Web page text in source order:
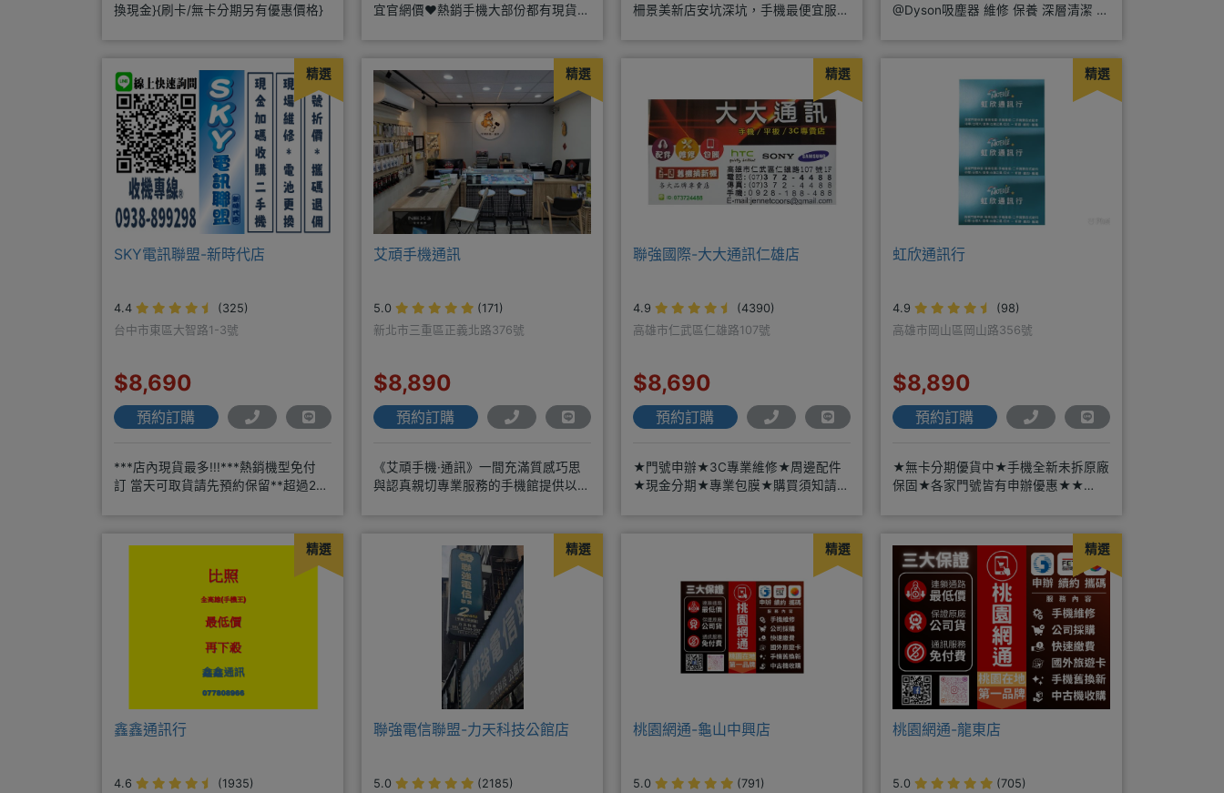
換現金}{刷卡/無卡分期另有優惠價格}
宜官網價❤️熱銷手機大部份都有現貨
柵景美新店安坑深坑，手機最便宜服務
@Dyson吸塵器 維修 保養 深層清潔 周
精選
SKY電訊聯盟-新時代店
4.4
(325)
台中市東區大智路1-3號
$8,690
預約訂購
***店內現貨最多!!!***熱銷機型免付
訂 當天可取貨請先預約保留**超過20
精選
艾頑手機通訊
5.0
(171)
新北市三重區正義北路376號
$8,890
預約訂購
《艾頑手機·通訊》一間充滿質感巧思
與認真親切專業服務的手機館提供以下
精選
聯強國際-大大通訊仁雄店
4.9
(4390)
高雄市仁武區仁雄路107號
$8,690
預約訂購
★門號申辦★3C專業維修★周邊配件
★現金分期★專業包膜★購買須知請詳
精選
虹欣通訊行
4.9
(98)
高雄市岡山區岡山路356號
$8,890
預約訂購
★無卡分期優貨中★手機全新未拆原廠
保固★各家門號皆有申辦優惠★★
精選
鑫鑫通訊行
4.6
(1935)
精選
聯強電信聯盟-力天科技公館店
5.0
(2185)
精選
桃園網通-龜山中興店
5.0
(791)
精選
桃園網通-龍東店
5.0
(705)